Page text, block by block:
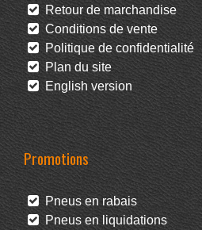
Retour de marchandise
Conditions de vente
Politique de confidentialité
Plan du site
English version
Promotions
Pneus en rabais
Pneus en liquidations